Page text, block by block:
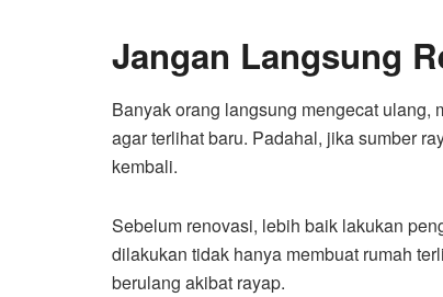
Jangan Langsung
Banyak orang langsung mengecat ulang,
agar terlihat baru. Padahal, jika sumber
kembali.
Sebelum renovasi, lebih baik lakukan
dilakukan tidak hanya membuat rumah
berulang akibat rayap.